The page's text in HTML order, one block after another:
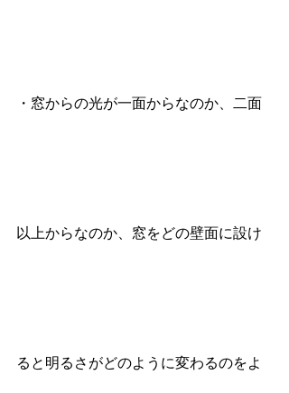
・窓からの光が一面からなのか、二面
以上からなのか、窓をどの壁面に設け
ると明るさがどのように変わるのをよ